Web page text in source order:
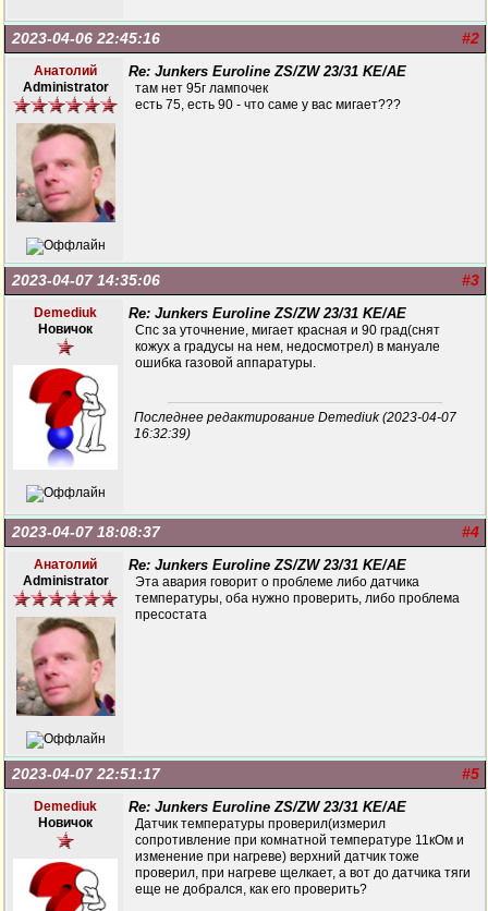
#2
2023-04-06 22:45:16
Анатолий
Administrator
Re: Junkers Euroline ZS/ZW 23/31 KE/AE
там нет 95г лампочек
есть 75, есть 90 - что саме у вас мигает???
#3
2023-04-07 14:35:06
Demediuk
Новичок
Re: Junkers Euroline ZS/ZW 23/31 KE/AE
Спс за уточнение, мигает красная и 90 град(снят
кожух а градусы на нем, недосмотрел) в мануале
ошибка газовой аппаратуры.
Последнее редактирование Demediuk (2023-04-07
16:32:39)
#4
2023-04-07 18:08:37
Анатолий
Administrator
Re: Junkers Euroline ZS/ZW 23/31 KE/AE
Эта авария говорит о проблеме либо датчика
температуры, оба нужно проверить, либо проблема
пресостата
#5
2023-04-07 22:51:17
Demediuk
Новичок
Re: Junkers Euroline ZS/ZW 23/31 KE/AE
Датчик температуры проверил(измерил
сопротивление при комнатной температуре 11кОм и
изменение при нагреве) верхний датчик тоже
проверил, при нагреве щелкает, а вот до датчика тяги
еще не добрался, как его проверить?